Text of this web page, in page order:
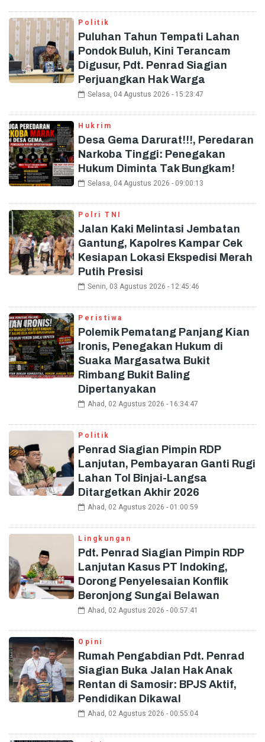
Politik
Puluhan Tahun Tempati Lahan
Pondok Buluh, Kini Terancam
Digusur, Pdt. Penrad Siagian
Perjuangkan Hak Warga
Selasa, 04 Agustus 2026 - 15:23:47
Hukrim
Desa Gema Darurat!!!, Peredaran
Narkoba Tinggi: Penegakan
Hukum Diminta Tak Bungkam!
Selasa, 04 Agustus 2026 - 09:00:13
Polri TNI
Jalan Kaki Melintasi Jembatan
Gantung, Kapolres Kampar Cek
Kesiapan Lokasi Ekspedisi Merah
Putih Presisi
Senin, 03 Agustus 2026 - 12:45:46
Peristiwa
Polemik Pematang Panjang Kian
Ironis, Penegakan Hukum di
Suaka Margasatwa Bukit
Rimbang Bukit Baling
Dipertanyakan
Ahad, 02 Agustus 2026 - 16:34:47
Politik
Penrad Siagian Pimpin RDP
Lanjutan, Pembayaran Ganti Rugi
Lahan Tol Binjai-Langsa
Ditargetkan Akhir 2026
Ahad, 02 Agustus 2026 - 01:00:59
Lingkungan
Pdt. Penrad Siagian Pimpin RDP
Lanjutan Kasus PT Indoking,
Dorong Penyelesaian Konflik
Beronjong Sungai Belawan
Ahad, 02 Agustus 2026 - 00:57:41
Opini
Rumah Pengabdian Pdt. Penrad
Siagian Buka Jalan Hak Anak
Rentan di Samosir: BPJS Aktif,
Pendidikan Dikawal
Ahad, 02 Agustus 2026 - 00:55:04